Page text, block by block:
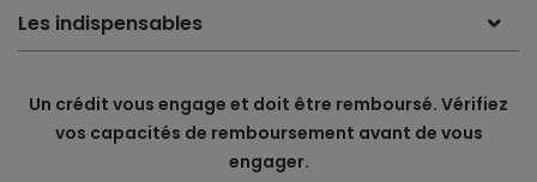
Les indispensables
Un crédit vous engage et doit être remboursé. Vérifiez
vos capacités de remboursement avant de vous
engager.